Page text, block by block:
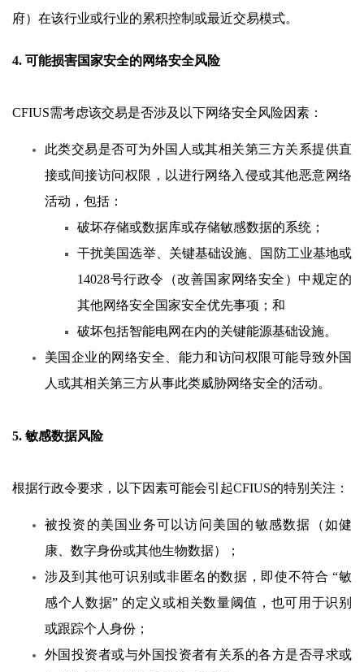
府）在该行业或行业的累积控制或最近交易模式。
4. 可能损害国家安全的网络安全风险
CFIUS需考虑该交易是否涉及以下网络安全风险因素：
此类交易是否可为外国人或其相关第三方关系提供直
接或间接访问权限，以进行网络入侵或其他恶意网络
活动，包括：
破坏存储或数据库或存储敏感数据的系统；
干扰美国选举、关键基础设施、国防工业基地或
14028号行政令（改善国家网络安全）中规定的
其他网络安全国家安全优先事项；和
破坏包括智能电网在内的关键能源基础设施。
美国企业的网络安全、能力和访问权限可能导致外国
人或其相关第三方从事此类威胁网络安全的活动。
5. 敏感数据风险
根据行政令要求，以下因素可能会引起CFIUS的特别关注：
被投资的美国业务可以访问美国的敏感数据（如健
康、数字身份或其他生物数据）；
涉及到其他可识别或非匿名的数据，即使不符合 “敏
感个人数据” 的定义或相关数量阈值，也可用于识别
或跟踪个人身份；
外国投资者或与外国投资者有关系的各方是否寻求或